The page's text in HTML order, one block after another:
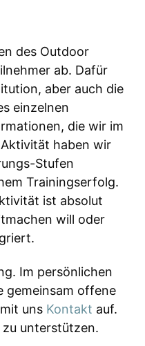
des Outdoor
ab. Dafür
aber auch die
einzelnen
die wir im
haben wir
Stufen
Trainingserfolg.
ist absolut
will oder
Im persönlichen
gemeinsam offene
uns Kontakt auf.
zu unterstützen.